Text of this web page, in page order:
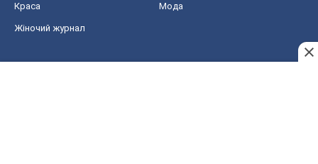
Краса Мода
Жіночий журнал